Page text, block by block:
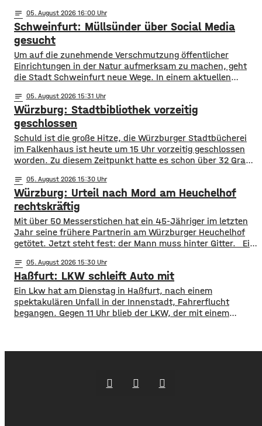
notes 05. August 2026 16:00
Schweinfurt: Müllsünder über Social Media
gesucht
Um auf die zunehmende Verschmutzung öffentlicher
Einrichtungen in der Natur aufmerksam zu machen, geht
die Stadt Schweinfurt neue Wege. In einem aktuellen
Bildern die Verschmutzung am Haardthäußchen im
Stadtwald und ruft die Verursacher zum Aufräumen auf.
Gleichzeitig werden Zeugen gesucht und darauf
hingewiesen, dass Bußgelder bis …
notes 05. August 2026 15:31
Würzburg: Stadtbibliothek vorzeitig
geschlossen
Schuld ist die große Hitze, die Würzburger Stadtbücherei
im Falkenhaus ist heute um 15 Uhr vorzeitig geschlossen
worden. Zu diesem Zeitpunkt hatte es schon über 32 Grad
vorzeitige Schließung begründet die Stadt mit dem Schutz
der Gesundheit der Besucher, vor allem aber auch der
Beschäftigten in der Stadtbücherei. Das
notes 05. August 2026 15:30
Würzburg: Urteil nach Mord am Heuchelhof
rechtskräftig
​​Mit über 50 Messerstichen hat ein 45-Jähriger im letzten
Jahr seine frühere Partnerin am Würzburger Heuchelhof
getötet. Jetzt steht fest: der Mann muss hinter Gitter. ​Ein
jetzt gescheitert – wie der Bundesgerichtshof auf Anfrage
mitgeteilt hat, wurde die Revision der Verteidigung als
unbegründet verworfen. Damit ist das Mord-Urteil
jetzt rechtskräftig und
notes 05. August 2026 15:30
Haßfurt: LKW schleift Auto mit
Ein Lkw hat am Dienstag in Haßfurt, nach einem
spektakulären Unfall in der Innenstadt, Fahrerflucht
begangen. Gegen 11 Uhr blieb der LKW, der mit einem